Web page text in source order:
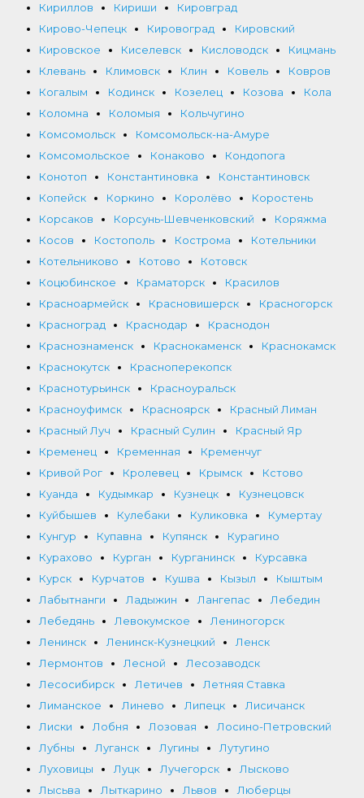
Кириллов
Кириши
Кировград
Кирово-Чепецк
Кировоград
Кировский
Кировское
Киселевск Кисловодск
Кицмань
Клевань
Климовск Клин Ковель
Ковров
Когалым
Кодинск Козелец Козова
Кола
Коломна
Коломыя
Кольчугино
Комсомольск
Комсомольск-на-Амуре
Комсомольское
Конаково
Кондопога
Конотоп
Константиновка
Константиновск
Копейск
Коркино Королёво
Коростень
Корсаков
Корсунь-Шевченковский
Коряжма
Косов
Костополь Кострома
Котельники
Котельниково
Котово
Котовск
Коцюбинское
Краматорск
Красилов
Красноармейск
Красновишерск
Красногорск
Красноград
Краснодар
Краснодон
Краснознаменск
Краснокаменск
Краснокамск
Краснокутск
Красноперекопск
Краснотурьинск
Красноуральск
Красноуфимск
Красноярск
Красный Лиман
Красный Луч
Красный Сулин
Красный Яр
Кременец
Кременная
Кременчуг
Кривой Рог
Кролевец Крымск
Кстово
Куанда
Кудымкар Кузнецк
Кузнецовск
Куйбышев
Кулебаки Куликовка
Кумертау
Кунгур
Купавна Купянск
Курагино
Курахово
Курган Курганинск
Курсавка
Курск
Курчатов Кушва Кызыл
Кыштым
Лабытнанги
Ладыжин Лангепас
Лебедин
Лебедянь
Левокумское
Лениногорск
Ленинск
Ленинск-Кузнецкий
Ленск
Лермонтов
Лесной
Лесозаводск
Лесосибирск
Летичев
Летняя Ставка
Лиманское
Линево Липецк
Лисичанск
Лиски
Лобня Лозовая
Лосино-Петровский
Лубны
Луганск Лугины
Лутугино
Луховицы
Луцк Лучегорск
Лысково
Лысьва
Лыткарино Львов
Люберцы